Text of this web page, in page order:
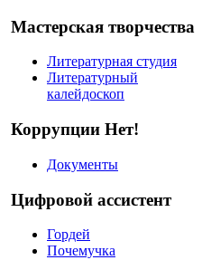
Мастерская творчества
Литературная студия
Литературный
калейдоскоп
Коррупции Нет!
Документы
Цифровой ассистент
Гордей
Почемучка